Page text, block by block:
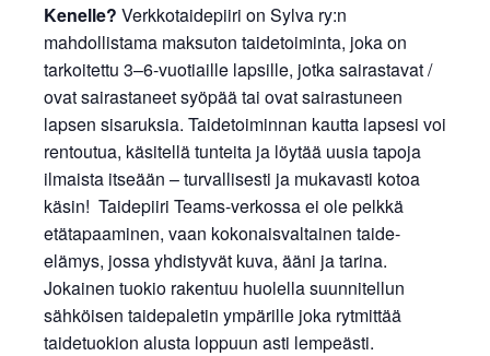
Kenelle? Verkkotaidepiiri on Sylva ry:n
mahdollistama maksuton taidetoiminta, joka on
tarkoitettu 3–6-vuotiaille lapsille, jotka sairastavat /
ovat sairastaneet syöpää tai ovat sairastuneen
lapsen sisaruksia. Taidetoiminnan kautta lapsesi voi
rentoutua, käsitellä tunteita ja löytää uusia tapoja
ilmaista itseään – turvallisesti ja mukavasti kotoa
käsin! Taidepiiri Teams-verkossa ei ole pelkkä
etätapaaminen, vaan kokonaisvaltainen taide-
elämys, jossa yhdistyvät kuva, ääni ja tarina.
Jokainen tuokio rakentuu huolella suunnitellun
sähköisen taidepaletin ympärille joka rytmittää
taidetuokion alusta loppuun asti lempeästi.